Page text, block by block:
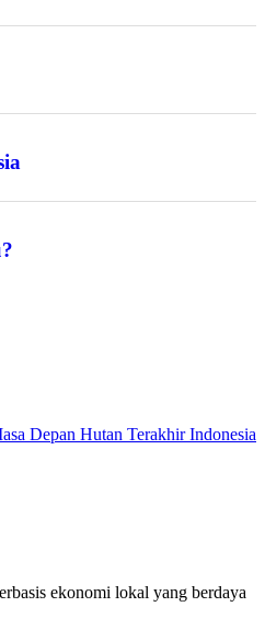
Depan Hutan Terakhir Indonesia
ekonomi lokal yang berdaya